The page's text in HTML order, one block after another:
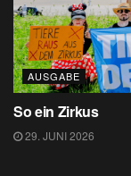
AUSGABE
So ein Zirkus
29. JUNI 2026